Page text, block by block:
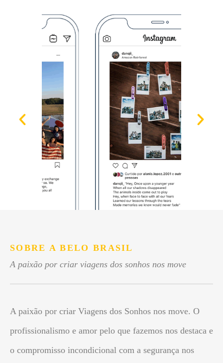
SOBRE A BELO BRASIL
A paixão por criar viagens dos sonhos nos move
A paixão por criar Viagens dos Sonhos nos move. O
profissionalismo e amor pelo que fazemos nos destaca e
o compromisso incondicional com a segurança nos